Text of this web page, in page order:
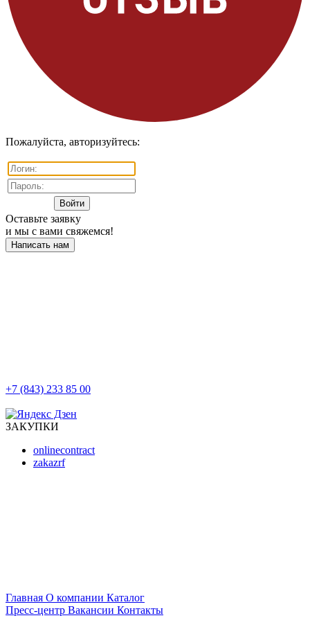
Пожалуйста, авторизуйтесь:
Оставьте заявку
и мы с вами свяжемся!
Написать нам
+7 (843) 233 85 00
ЗАКУПКИ
onlinecontract
zakazrf
Главная О компании Каталог
Пресс-центр Вакансии Контакты